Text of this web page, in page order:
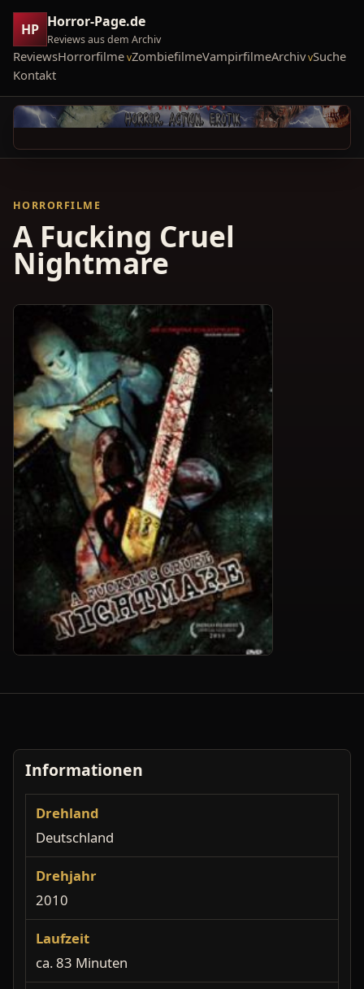
HP Horror-Page.de
Reviews aus dem Archiv
ReviewsHorrorfilme ZombiefilmeVampirfilmeArchiv Suche
Kontakt
HORRORFILME
A Fucking Cruel
Nightmare
Informationen
Drehland
Deutschland
Drehjahr
2010
Laufzeit
ca. 83 Minuten